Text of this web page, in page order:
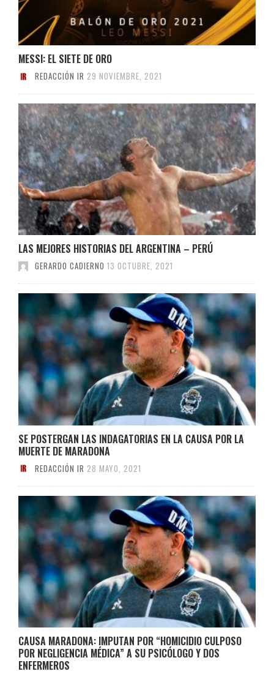
MESSI: EL SIETE DE ORO
REDACCIÓN IR 29 NOVIEMBRE, 2021
LAS MEJORES HISTORIAS DEL ARGENTINA – PERÚ
GERARDO CADIERNO 13 OCTUBRE, 2021
SE POSTERGAN LAS INDAGATORIAS EN LA CAUSA POR LA
MUERTE DE MARADONA
REDACCIÓN IR 28 MAYO, 2021
CAUSA MARADONA: IMPUTAN POR “HOMICIDIO CULPOSO
POR NEGLIGENCIA MÉDICA” A SU PSICÓLOGO Y DOS
ENFERMEROS